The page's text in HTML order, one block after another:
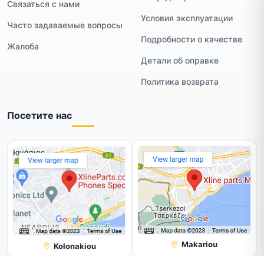
Связаться с нами
Часто задаваемые вопросы
Жалоба
Условия эксплуатации
Подробности о качестве
Детали об оправке
Политика возврата
Посетите нас
Kolonakiou Makariou